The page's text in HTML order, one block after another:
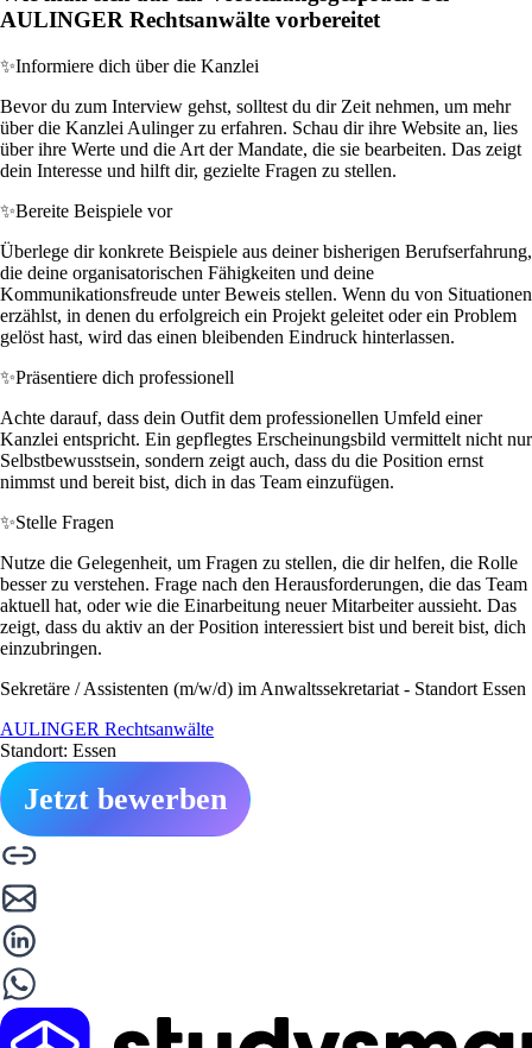
AULINGER Rechtsanwälte vorbereitet
✨Informiere dich über die Kanzlei
Bevor du zum Interview gehst, solltest du dir Zeit nehmen, um mehr
über die Kanzlei Aulinger zu erfahren. Schau dir ihre Website an, lies
über ihre Werte und die Art der Mandate, die sie bearbeiten. Das zeigt
dein Interesse und hilft dir, gezielte Fragen zu stellen.
✨Bereite Beispiele vor
Überlege dir konkrete Beispiele aus deiner bisherigen Berufserfahrung,
die deine organisatorischen Fähigkeiten und deine
Kommunikationsfreude unter Beweis stellen. Wenn du von Situationen
erzählst, in denen du erfolgreich ein Projekt geleitet oder ein Problem
gelöst hast, wird das einen bleibenden Eindruck hinterlassen.
✨Präsentiere dich professionell
Achte darauf, dass dein Outfit dem professionellen Umfeld einer
Kanzlei entspricht. Ein gepflegtes Erscheinungsbild vermittelt nicht nur
Selbstbewusstsein, sondern zeigt auch, dass du die Position ernst
nimmst und bereit bist, dich in das Team einzufügen.
✨Stelle Fragen
Nutze die Gelegenheit, um Fragen zu stellen, die dir helfen, die Rolle
besser zu verstehen. Frage nach den Herausforderungen, die das Team
aktuell hat, oder wie die Einarbeitung neuer Mitarbeiter aussieht. Das
zeigt, dass du aktiv an der Position interessiert bist und bereit bist, dich
einzubringen.
Sekretäre / Assistenten (m/w/d) im Anwaltssekretariat - Standort Essen
AULINGER Rechtsanwälte
Standort: Essen
Jetzt bewerben